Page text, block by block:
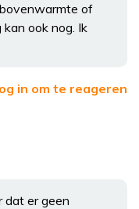
of
ook nog. Ik
in om te reageren
dat er geen